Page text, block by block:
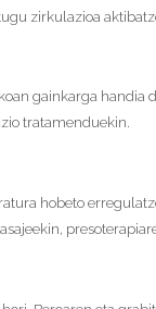
zirkulazioa
gainkarga handia
tratamenduekin.
hobeto